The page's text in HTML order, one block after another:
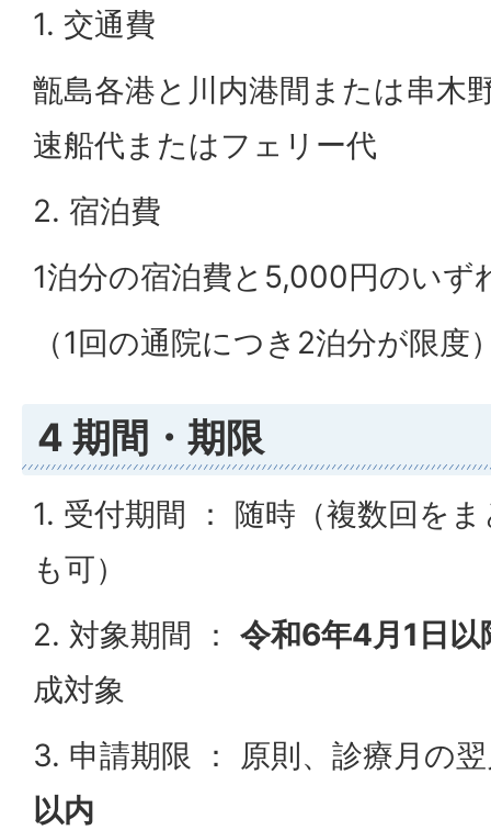
1. 交通費
甑島各港と川内港間または串木
速船代またはフェリー代
2. 宿泊費
1泊分の宿泊費と5,000円のいず
（1回の通院につき2泊分が限度
4 期間・期限
1. 受付期間 ： 随時（複数回を
も可）
2. 対象期間 ： 令和6年4月1日以
成対象
3. 申請期限 ： 原則、診療月の
以内